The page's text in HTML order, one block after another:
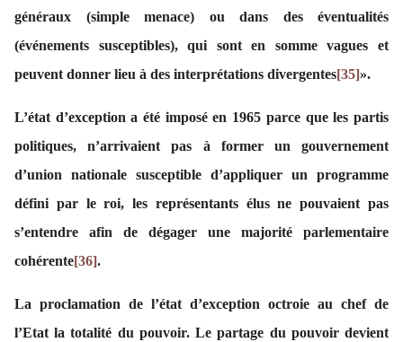
généraux (simple menace) ou dans des éventualités
(événements susceptibles), qui sont en somme vagues et
peuvent donner lieu à des interprétations divergentes[35]».
L’état d’exception a été imposé en 1965 parce que les partis
politiques, n’arrivaient pas à former un gouvernement
d’union nationale susceptible d’appliquer un programme
défini par le roi, les représentants élus ne pouvaient pas
s’entendre afin de dégager une majorité parlementaire
cohérente[36].
La proclamation de l’état d’exception octroie au chef de
l’Etat la totalité du pouvoir. Le partage du pouvoir devient